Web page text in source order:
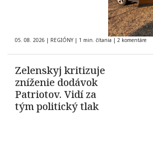
05. 08. 2026 | REGIÓNY | 1 min. čítania | 2 komentáre
Zelenskyj kritizuje
zníženie dodávok
Patriotov. Vidí za
tým politický tlak